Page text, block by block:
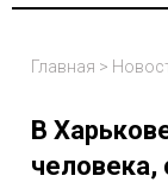
Главная >
В
человека,